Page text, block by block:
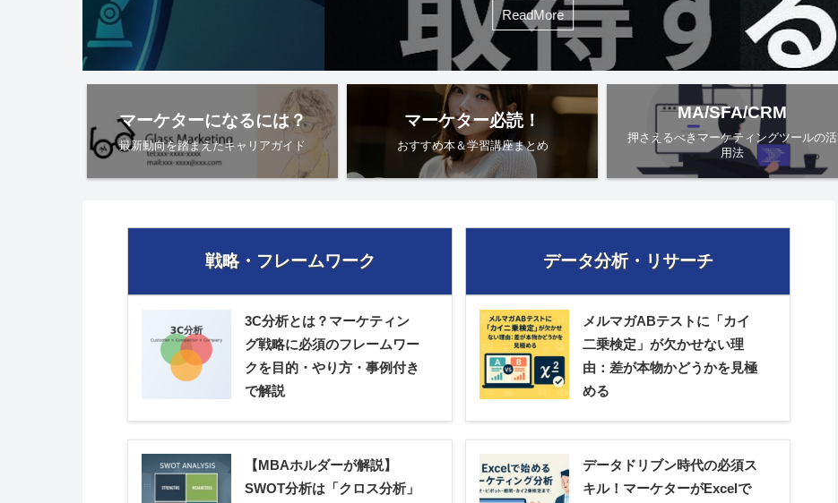
マーケターになるには？
最新動向を踏まえたキャリアガイド
マーケター必読！
おすすめ本＆学習講座まとめ
MA/SFA/CRM
押さえるべきマーケティングツールの活
用法
戦略・フレームワーク
3C分析とは？マーケティン
グ戦略に必須のフレームワー
クを目的・やり方・事例付き
で解説
【MBAホルダーが解説】
SWOT分析は「クロス分析」
データ分析・リサーチ
メルマガABテストに「カイ
二乗検定」が欠かせない理
由：差が本物かどうかを見極
める
データドリブン時代の必須ス
キル！マーケターがExcelで